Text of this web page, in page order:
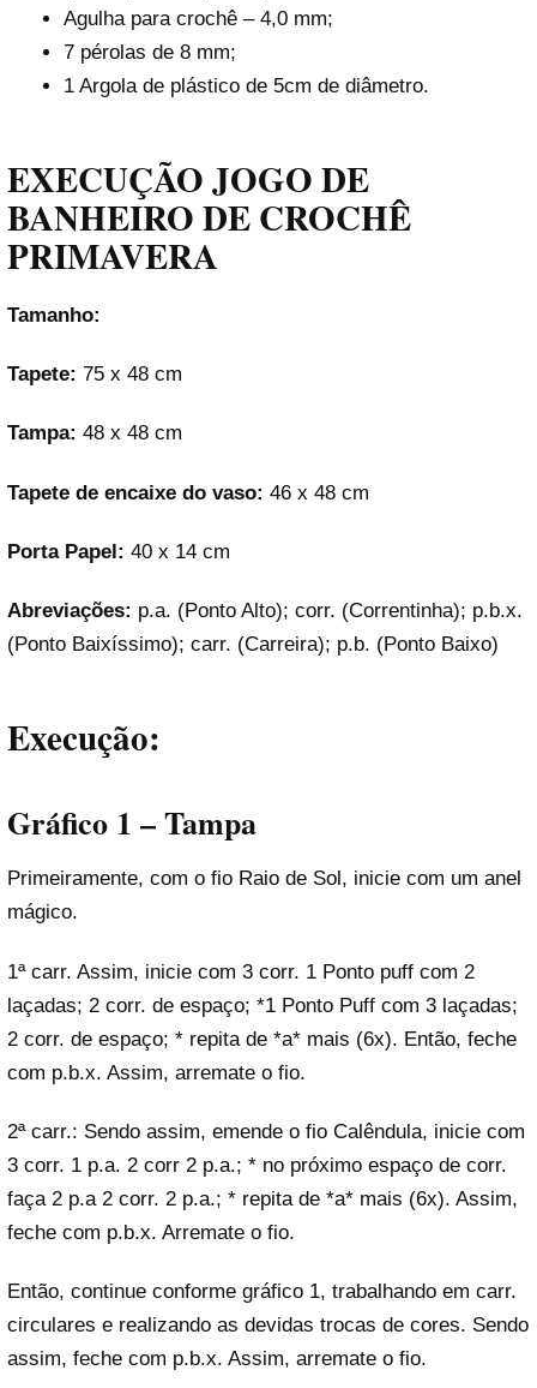
Agulha para crochê – 4,0 mm;
7 pérolas de 8 mm;
1 Argola de plástico de 5cm de diâmetro.
EXECUÇÃO JOGO DE
BANHEIRO DE CROCHÊ
PRIMAVERA
Tamanho:
Tapete: 75 x 48 cm
Tampa: 48 x 48 cm
Tapete de encaixe do vaso: 46 x 48 cm
Porta Papel: 40 x 14 cm
Abreviações: p.a. (Ponto Alto); corr. (Correntinha); p.b.x.
(Ponto Baixíssimo); carr. (Carreira); p.b. (Ponto Baixo)
Execução:
Gráfico 1 – Tampa
Primeiramente, com o fio Raio de Sol, inicie com um anel
mágico.
1ª carr. Assim, inicie com 3 corr. 1 Ponto puff com 2
laçadas; 2 corr. de espaço; *1 Ponto Puff com 3 laçadas;
2 corr. de espaço; * repita de *a* mais (6x). Então, feche
com p.b.x. Assim, arremate o fio.
2ª carr.: Sendo assim, emende o fio Calêndula, inicie com
3 corr. 1 p.a. 2 corr 2 p.a.; * no próximo espaço de corr.
faça 2 p.a 2 corr. 2 p.a.; * repita de *a* mais (6x). Assim,
feche com p.b.x. Arremate o fio.
Então, continue conforme gráfico 1, trabalhando em carr.
circulares e realizando as devidas trocas de cores. Sendo
assim, feche com p.b.x. Assim, arremate o fio.